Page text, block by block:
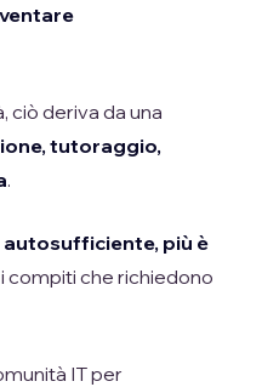
ciò deriva da una
tutoraggio,
.
autosufficiente, più è
compiti che richiedono
IT per